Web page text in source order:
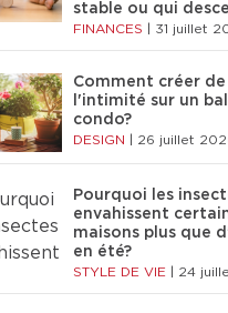
stable ou qui
FINANCES 31 juillet
Comment créer de
l'intimité sur un
condo?
DESIGN 26 juillet
Pourquoi les
envahissent
maisons plus que
en été?
STYLE DE VIE 24